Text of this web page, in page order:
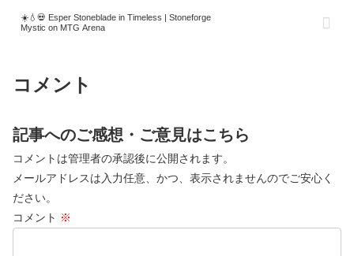
☀️💧💀 Esper Stoneblade in Timeless | Stoneforge
Mystic on MTG Arena
コメント
記事へのご感想・ご意見はこちら
コメントは管理者の承認後に公開されます。
メールアドレスは入力任意、かつ、表示されませんのでご安心く
ださい。
コメント ※